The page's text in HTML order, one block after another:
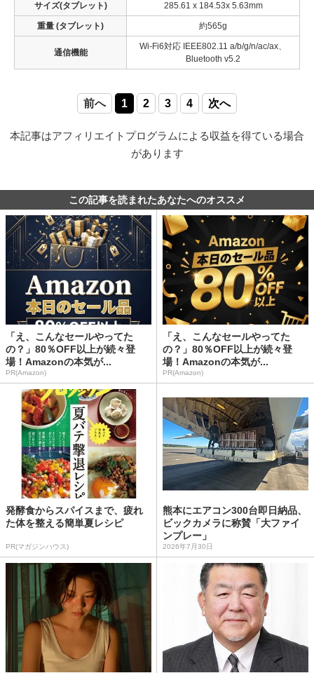
サイズ(タブレット) 285.61 x 184.53x 5.63mm
重量 (タブレット) 約565g
通信機能
Wi-Fi6対応 IEEE802.11 a/b/g/n/ac/ax、
Bluetooth v5.2
前へ 1 2 3 4 次へ
本記事はアフィリエイトプログラムによる収益を得ている場合
があります
この記事を読まれたあなたへのオススメ
「え、こんなセールやってた
の？」80％OFF以上が続々登
場！Amazonの本気が...
PR(Amazon)
「え、こんなセールやってた
の？」80％OFF以上が続々登
場！Amazonの本気が...
PR(Amazon)
発酵食からスパイスまで、疲れ
た体を整える簡単夏レシピ
PR(マガジンハウス)
熊本にエアコン300台即日納品、
ビックカメラに称賛「大ファイ
ンプレー」
2026年7月30日